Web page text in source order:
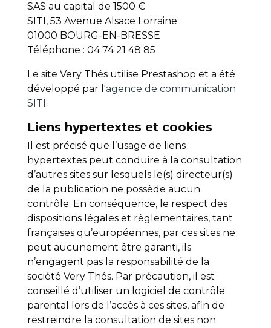
SAS au capital de 1500 €
SITI, 53 Avenue Alsace Lorraine
01000 BOURG-EN-BRESSE
Téléphone : 04 74 21 48 85
Le site Very Thés utilise Prestashop et a été
développé par l'agence de communication
SITI.
Liens hypertextes et cookies
Il est précisé que l’usage de liens
hypertextes peut conduire à la consultation
d’autres sites sur lesquels le(s) directeur(s)
de la publication ne possède aucun
contrôle. En conséquence, le respect des
dispositions légales et règlementaires, tant
françaises qu’européennes, par ces sites ne
peut aucunement être garanti, ils
n’engagent pas la responsabilité de la
société Very Thés. Par précaution, il est
conseillé d’utiliser un logiciel de contrôle
parental lors de l’accès à ces sites, afin de
restreindre la consultation de sites non